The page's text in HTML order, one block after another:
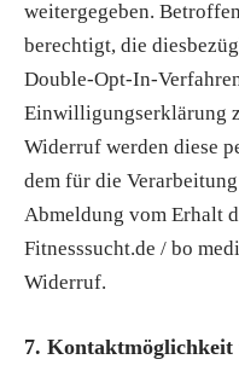
weitergegeben.
berechtigt, die
Double-Opt-In-
Einwilligungserklärung
Widerruf werden diese
dem für die
Abmeldung vom Erhalt
Fitnesssucht.de / bo
Widerruf.
7.